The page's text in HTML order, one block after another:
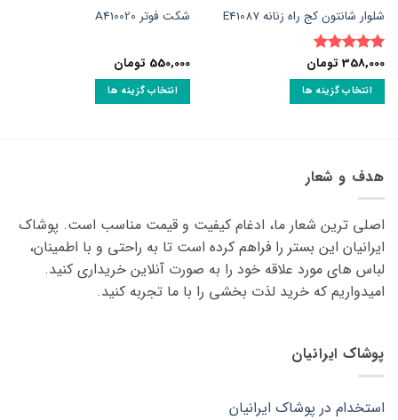
شلوار شانتون کج راه زنانه E41087
نمره5از
5
358,000 تومان
انتخاب گزینه ها
انواع
مختلفی
می
باشد.
گزینه
ها
ممکن
است
محصول
انتخاب
شکت فوتر A410020
550,000 تومان
انتخاب گزینه ها
باشد.
گزینه
ممکن
است
هدف و شعار
اصلی ترین شعار ما، ادغام کیفیت و قیمت مناسب است. پوشاک
ایرانیان این بستر را فراهم کرده است تا به راحتی و با اطمینان،
لباس های مورد علاقه ‌خود را به صورت آنلاین خریداری کنید.
امیدواریم که خرید لذت ‌بخشی را با ما تجربه کنید.
پوشاک ایرانیان
استخدام در پوشاک ایرانیان